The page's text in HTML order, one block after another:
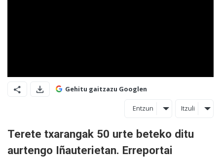
Gehitu gaitzazu Googlen
Entzun Itzuli
Terete txarangak 50 urte beteko ditu
aurtengo Iñauterietan. Erreportai